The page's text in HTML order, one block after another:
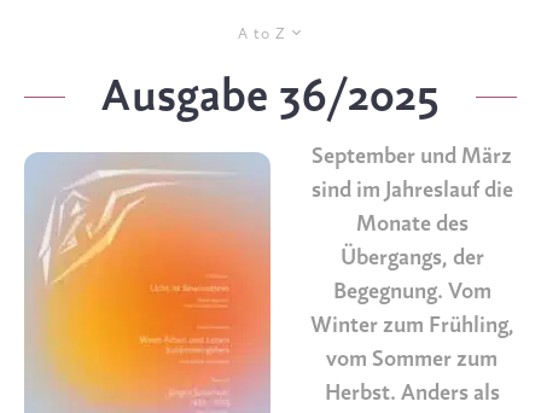
A to Z
Ausgabe 36/2025
September und März
sind im Jahreslauf die
Monate des
Übergangs, der
Begegnung. Vom
Winter zum Frühling,
vom Sommer zum
Herbst. Anders als